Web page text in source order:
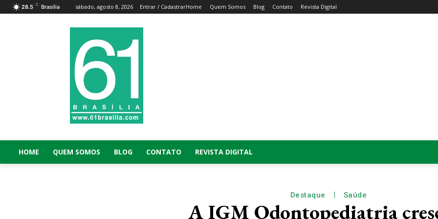
28.5 C Brasília sábado, agosto 8, 2026 Entrar / CadastrarHome Quem Somos Blog Contato Revista Digital
HOME QUEM SOMOS BLOG CONTATO REVISTA DIGITAL
Destaque Saúde
A IGM Odontopediatria